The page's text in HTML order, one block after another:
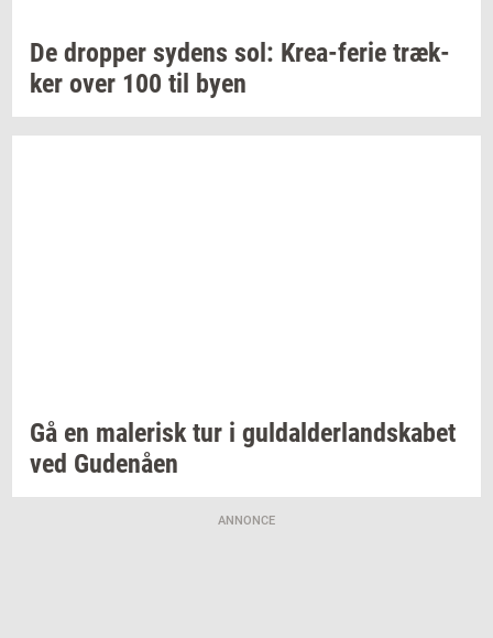
De drop­per sy­dens sol: Krea-​ferie træk­
ker over 100 til byen
Gå en ma­le­risktur i gul­dal­der­land­ska­bet
ved Gu­denå­en
ANNONCE